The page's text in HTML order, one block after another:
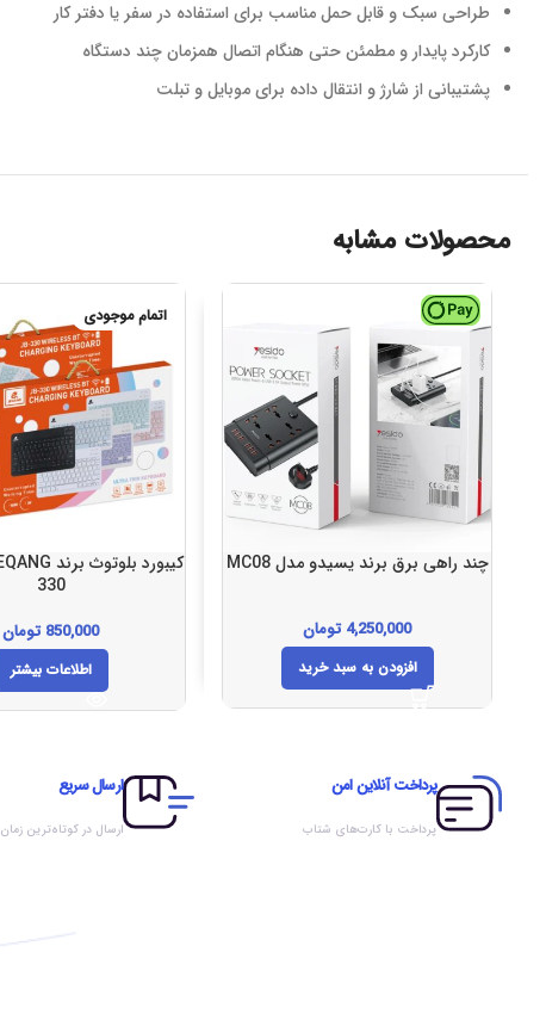
طراحی سبک و قابل حمل مناسب برای استفاده در سفر یا دفتر کار
کارکرد پایدار و مطمئن حتی هنگام اتصال همزمان چند دستگاه
پشتیبانی از شارژ و انتقال داده برای موبایل و تبلت
محصولات مشابه
چند راهی برق برند یسیدو مدل MC08
4,250,000 تومان
افزودن به سبد خرید
اتمام موجودی
330
850,000 تومان
اطلاعات بیشتر
پرداخت آنلاین امن
پرداخت با کارت‌های شتاب
ارسال سریع
ارسال در کوتاه‌ترین زمان